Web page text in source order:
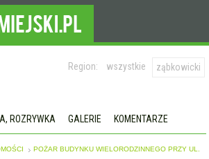
Region: wszystkie ząbkowicki
ROZRYWKA GALERIE KOMENTARZE
POŻAR BUDYNKU WIELORODZINNEGO PRZY UL.